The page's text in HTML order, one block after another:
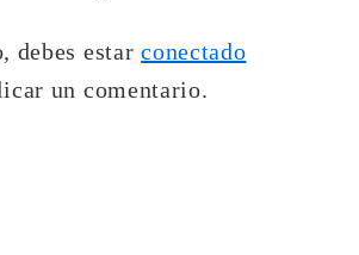
debes estarconectado
un comentario.